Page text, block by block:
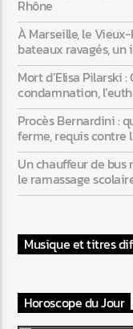
Rhône
À Marseille, le
bateaux ravagés,
Mort d’Elisa Pilarski
condamnation,
Procès Bernardini :
ferme, requis contre
Un chauffeur de
le ramassage
Musique et titres
Horoscope du Jour